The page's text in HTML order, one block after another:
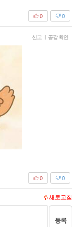
0
0
신고 | 공감 확인
0
0
새로고침
등록